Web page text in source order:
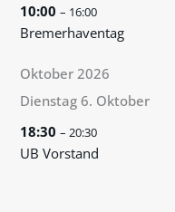
10:00– 16:00
Bremerhaventag
Oktober 2026
Dienstag 6. Oktober
18:30– 20:30
UB Vorstand